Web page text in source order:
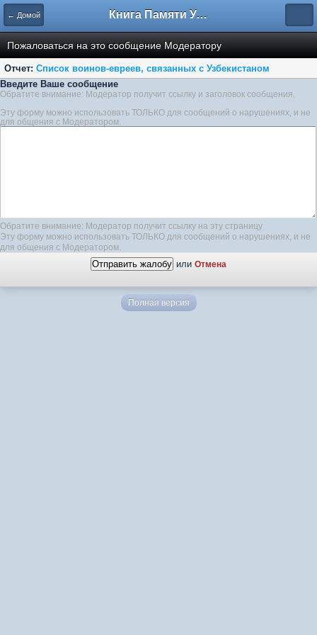
← Домой Книга Памяти Узбекистана
Пожаловаться на это сообщение Модератору
Отчет: Список воинов-евреев, связанных с Узбекистаном
Введите Ваше сообщение
Обратите внимание: Модератор получит ссылку и заголовок сообщения.
Эту форму можно использовать ТОЛЬКО для сообщений о нарушениях, и не
для общения с Модератором.
Обратите внимание: Модератор получит ссылку на эту страницу
Эту форму можно использовать ТОЛЬКО для сообщений о нарушениях, и не
для общения с Модератором.
или Отмена
Полная версия